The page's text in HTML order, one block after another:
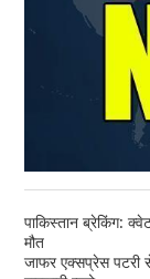
पाकिस्तान ब्रेकिंग:
मौत
जाफर एक्सप्रेस पटरी